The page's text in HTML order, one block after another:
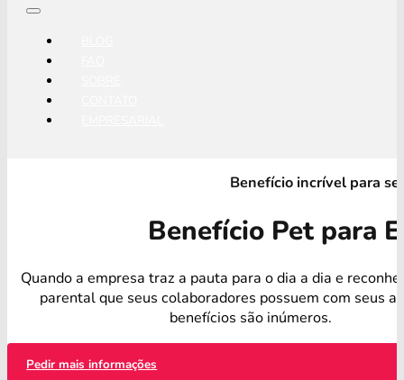
Benefício incrível para
Benefício Pet para
Quando a empresa traz a pauta para o dia a dia e
parental que seus colaboradores possuem com seus
benefícios são inúmeros.
Pedir mais informações